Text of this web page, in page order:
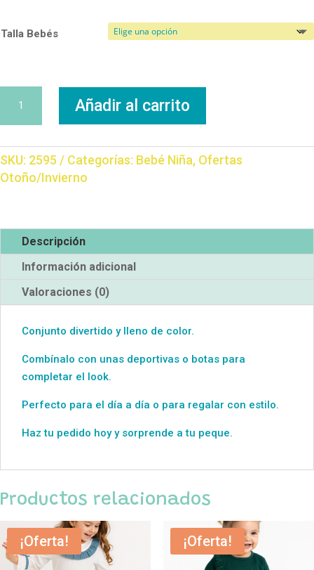
Talla Bebés
Perrito
Añadir al carrito
SKU: 2595 Categorías: Bebé Niña, Ofertas
Otoño/Invierno
Descripción
Información adicional
Valoraciones (0)
Conjunto divertido y lleno de color.
Combínalo con unas deportivas o botas para
completar el look.
Perfecto para el día a día o para regalar con estilo.
Haz tu pedido hoy y sorprende a tu peque.
Productos relacionados
¡Oferta! ¡Oferta!